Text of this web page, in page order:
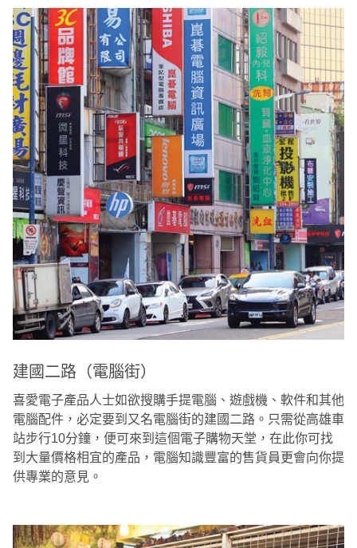
建國二路（電腦街）
喜愛電子產品人士如欲搜購手提電腦、遊戲機、軟件和其他
電腦配件，必定要到又名電腦街的建國二路。只需從高雄車
站步行10分鐘，便可來到這個電子購物天堂，在此你可找
到大量價格相宜的產品，電腦知識豐富的售貨員更會向你提
供專業的意見。